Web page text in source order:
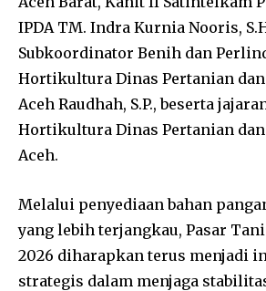
IPDA TM. Indra Kurnia Nooris,
Subkoordinator Benih dan
Hortikultura Dinas Pertanian
Aceh Raudhah, S.P., beserta
Hortikultura Dinas Pertanian
Aceh.
Melalui penyediaan bahan
yang lebih terjangkau, Pasar Tani
2026 diharapkan terus menjadi
strategis dalam menjaga